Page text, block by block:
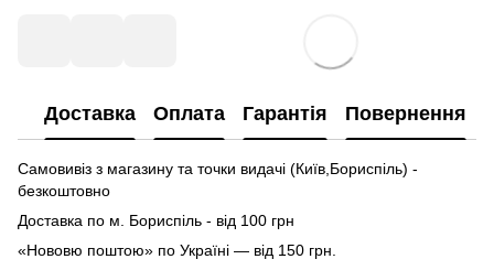
Доставка Оплата Гарантія Повернення
Самовивіз з магазину та точки видачі (Київ,Бориспіль) -
безкоштовно
Доставка по м. Бориспіль - від 100 грн
«Нововю поштою» по Україні — від 150 грн.